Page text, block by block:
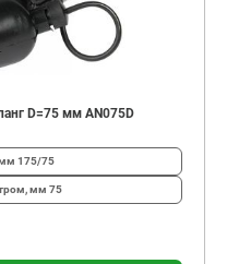
D=75 мм AN075D
175/75
мм 75